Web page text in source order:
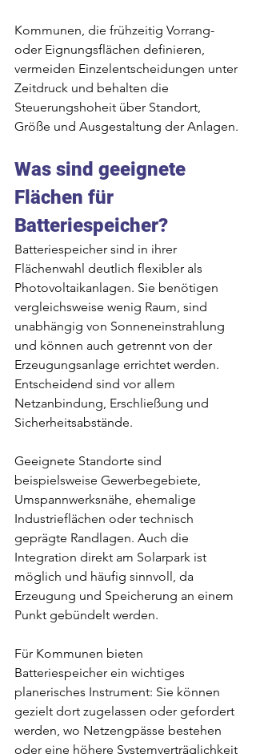
Kommunen, die frühzeitig Vorrang-
oder Eignungsflächen definieren,
vermeiden Einzelentscheidungen unter
Zeitdruck und behalten die
Steuerungshoheit über Standort,
Größe und Ausgestaltung der Anlagen.
Was sind geeignete
Flächen für
Batteriespeicher?
Batteriespeicher sind in ihrer
Flächenwahl deutlich flexibler als
Photovoltaikanlagen. Sie benötigen
vergleichsweise wenig Raum, sind
unabhängig von Sonneneinstrahlung
und können auch getrennt von der
Erzeugungsanlage errichtet werden.
Entscheidend sind vor allem
Netzanbindung, Erschließung und
Sicherheitsabstände.
Geeignete Standorte sind
beispielsweise Gewerbegebiete,
Umspannwerksnähe, ehemalige
Industrieflächen oder technisch
geprägte Randlagen. Auch die
Integration direkt am Solarpark ist
möglich und häufig sinnvoll, da
Erzeugung und Speicherung an einem
Punkt gebündelt werden.
Für Kommunen bieten
Batteriespeicher ein wichtiges
planerisches Instrument: Sie können
gezielt dort zugelassen oder gefordert
werden, wo Netzengpässe bestehen
oder eine höhere Systemverträglichkeit